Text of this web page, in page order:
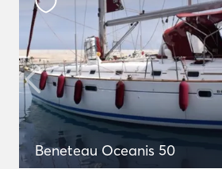
Beneteau Oceanis 50